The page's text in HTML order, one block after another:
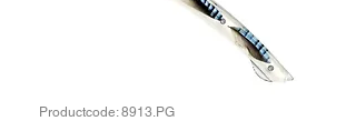
Productcode: 8913.PG